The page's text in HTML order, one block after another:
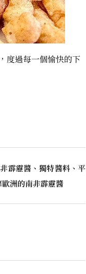
度過每一個愉快的下
霹靂醬、獨特醬料、平
洲的南非霹靂醬